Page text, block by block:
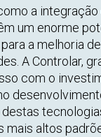
a integração
um enorme
a melhoria
A Controlar,
com o
mais altos